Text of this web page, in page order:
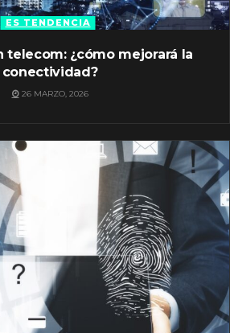
ES TENDENCIA
telecom: ¿cómo mejorará la
conectividad?
26 MARZO, 2026